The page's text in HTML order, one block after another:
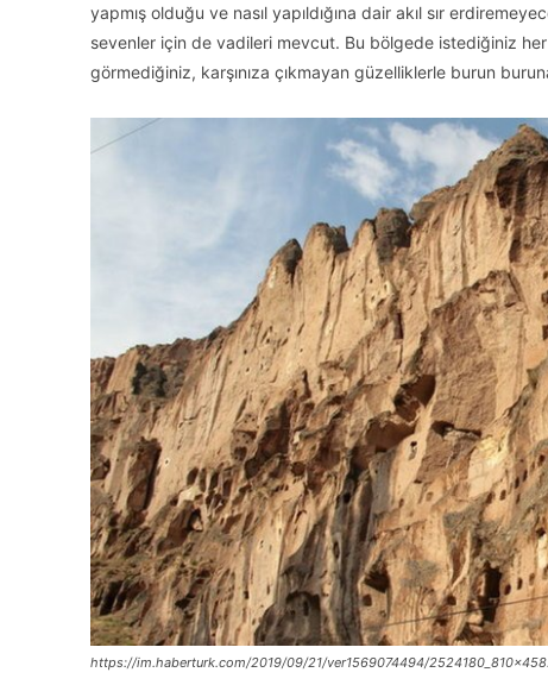
yapmış olduğu ve nasıl yapıldığına dair akıl sır
sevenler için de vadileri mevcut. Bu bölgede istediğiniz
görmediğiniz, karşınıza çıkmayan güzelliklerle burun
https://im.haberturk.com/2019/09/21/ver1569074494/